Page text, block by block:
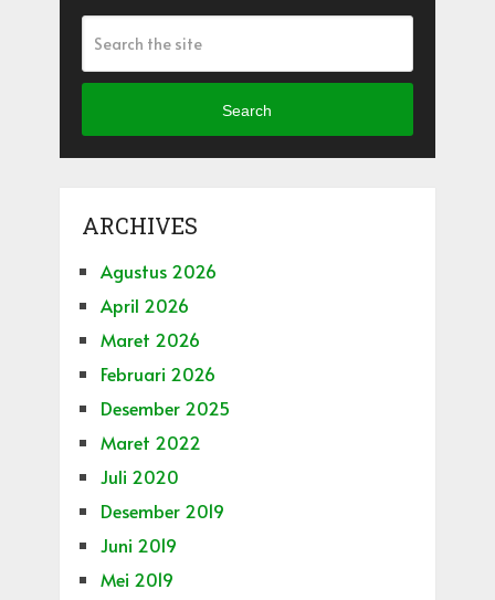
Search
ARCHIVES
Agustus 2026
April 2026
Maret 2026
Februari 2026
Desember 2025
Maret 2022
Juli 2020
Desember 2019
Juni 2019
Mei 2019